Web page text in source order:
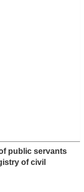
public servants
of civil